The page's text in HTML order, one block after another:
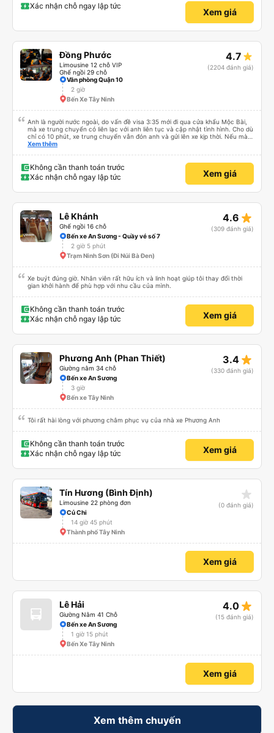
nhiệt tình. Chuyến đi phục vụ chai nước nhỏ với kẹo gừng, chiều về phục vụ
trái cây tại phòng chờ, nước bí đao hạt chia, thanh long sấy và kẹo gừng.
Xác nhận chỗ ngay lập tức
Xem giá
Đồng Phước
Limousine 12 chỗ VIP
Ghế ngồi 29 chỗ
4.7
(2204 đánh giá)
Văn phòng Quận 10
2 giờ
Bến Xe Tây Ninh
Anh là người nước ngoài, do vấn đề visa 3:35 mới đi qua cửa khẩu Mộc Bài,
mà xe trung chuyển có liên lạc với anh liên tục và cập nhật tình hình. Cho dù
chỉ có 10 phút, xe trung chuyển vẫn đón anh và gửi lên xe kịp thời. Nếu mà
được, anh thật muốn tip cho bác tài. Xe này là xe Limousine nhưng mà vé xe
Xem thêm
Không cần thanh toán trước
Xác nhận chỗ ngay lập tức
Xem giá
Lê Khánh
Ghế ngồi 16 chỗ
4.6 star_rate
(309 đánh giá)
Bến xe An Sương - Quầy vé số 7
2 giờ 5 phút
Trạm Ninh Sơn (Đi Núi Bà Đen)
Xe buýt đúng giờ. Nhân viên rất hữu ích và linh hoạt giúp tôi thay đổi thời
gian khởi hành để phù hợp với nhu cầu của mình.
Không cần thanh toán trước
Xác nhận chỗ ngay lập tức
Xem giá
Phương Anh (Phan Thiết)
Giường nằm 34 chỗ
3.4 star_rate
(330 đánh giá)
Bến xe An Sương
3 giờ
Bến xe Tây Ninh
Tôi rất hài lòng với phương châm phục vụ của nhà xe Phương Anh
Không cần thanh toán trước
Xác nhận chỗ ngay lập tức
Xem giá
Tín Hương (Bình Định)
Limousine 22 phòng đơn
star_rate
(0 đánh giá)
Củ Chi
14 giờ 45 phút
Thành phố Tây Ninh
Xem giá
Lê Hải
Giường Nằm 41 Chỗ
4.0 star_rate
(15 đánh giá)
Bến xe An Sương
1 giờ 15 phút
Bến Xe Tây Ninh
Xem giá
Xem thêm chuyến